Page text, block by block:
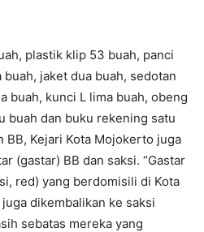
plastik klip 53 buah, panci
jaket dua buah, sedotan
buah, kunci L lima buah, obeng
buah dan buku rekening satu
BB, Kejari Kota Mojokerto juga
(gastar) BB dan saksi. “Gastar
red) yang berdomisili di Kota
dikembalikan ke saksi
sebatas mereka yang